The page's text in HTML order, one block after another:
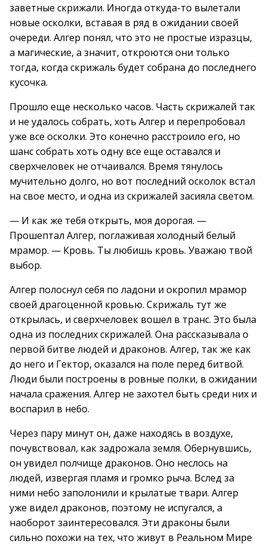
заветные скрижали. Иногда откуда-то вылетали
новые осколки, вставая в ряд в ожидании своей
очереди. Алгер понял, что это не простые изразцы,
а магические, а значит, откроются они только
тогда, когда скрижаль будет собрана до последнего
кусочка.
Прошло еще несколько часов. Часть скрижалей так
и не удалось собрать, хоть Алгер и перепробовал
уже все осколки. Это конечно расстроило его, но
шанс собрать хоть одну все еще оставался и
сверхчеловек не отчаивался. Время тянулось
мучительно долго, но вот последний осколок встал
на свое место, и одна из скрижалей засияла светом.
— И как же тебя открыть, моя дорогая. —
Прошептал Алгер, поглаживая холодный белый
мрамор. — Кровь. Ты любишь кровь. Уважаю твой
выбор.
Алгер полоснул себя по ладони и окропил мрамор
своей драгоценной кровью. Скрижаль тут же
открылась, и сверхчеловек вошел в транс. Это была
одна из последних скрижалей. Она рассказывала о
первой битве людей и драконов. Алгер, так же как
до него и Гектор, оказался на поле перед битвой.
Люди были построены в ровные полки, в ожидании
начала сражения. Алгер не захотел быть среди них и
воспарил в небо.
Через пару минут он, даже находясь в воздухе,
почувствовал, как задрожала земля. Обернувшись,
он увидел полчище драконов. Оно неслось на
людей, извергая пламя и громко рыча. Вслед за
ними небо заполонили и крылатые твари. Алгер
уже видел драконов, поэтому не испугался, а
наоборот заинтересовался. Эти драконы были
сильно похожи на тех, что живут в Реальном Мире